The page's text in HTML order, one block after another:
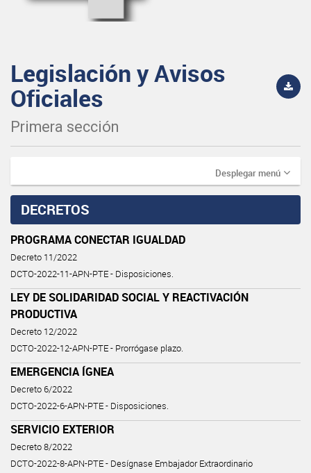
Legislación y Avisos
Oficiales
Primera sección
Desplegar menú
DECRETOS
PROGRAMA CONECTAR IGUALDAD
Decreto 11/2022
DCTO-2022-11-APN-PTE - Disposiciones.
LEY DE SOLIDARIDAD SOCIAL Y REACTIVACIÓN
PRODUCTIVA
Decreto 12/2022
DCTO-2022-12-APN-PTE - Prorrógase plazo.
EMERGENCIA ÍGNEA
Decreto 6/2022
DCTO-2022-6-APN-PTE - Disposiciones.
SERVICIO EXTERIOR
Decreto 8/2022
DCTO-2022-8-APN-PTE - Desígnase Embajador Extraordinario